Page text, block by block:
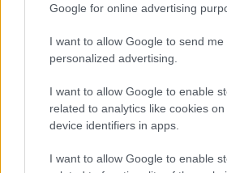
Google for online advertising
I want to allow Google to send me
personalized advertising.
I want to allow Google to enable
related to analytics like cookies
device identifiers in apps.
I want to allow Google to enable
CSI Bergamo: Tra Corsi, Eventi e
Personali